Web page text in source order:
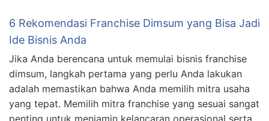
6 Rekomendasi Franchise Dimsum yang Bisa Jadi
Ide Bisnis Anda
Jika Anda berencana untuk memulai bisnis franchise
dimsum, langkah pertama yang perlu Anda lakukan
adalah memastikan bahwa Anda memilih mitra usaha
yang tepat. Memilih mitra franchise yang sesuai sangat